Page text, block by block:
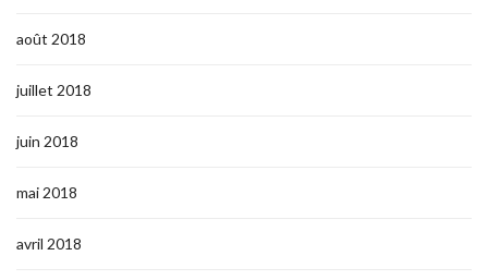
août 2018
juillet 2018
juin 2018
mai 2018
avril 2018